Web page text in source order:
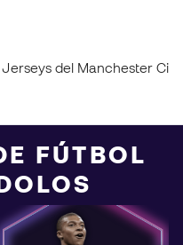
Jerseys del Manchester City